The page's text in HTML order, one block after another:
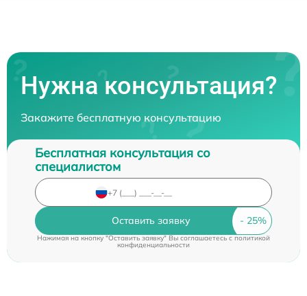
Нужна консультация?
Закажите бесплатную консультацию
Бесплатная консультация со
специалистом
Оставить заявку
Нажимая на кнопку "Оставить заявку" Вы соглашаетесь c политикой
конфиденциальности